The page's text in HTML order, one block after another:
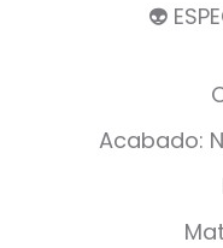
👽
Acabado: